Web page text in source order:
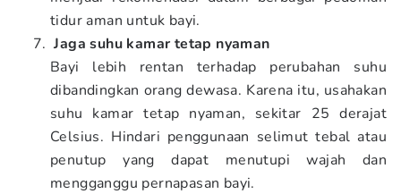
tidur aman untuk bayi.
Jaga suhu kamar tetap nyaman
Bayi lebih rentan terhadap perubahan suhu
dibandingkan orang dewasa. Karena itu, usahakan
suhu kamar tetap nyaman, sekitar 25 derajat
Celsius. Hindari penggunaan selimut tebal atau
penutup yang dapat menutupi wajah dan
mengganggu pernapasan bayi.